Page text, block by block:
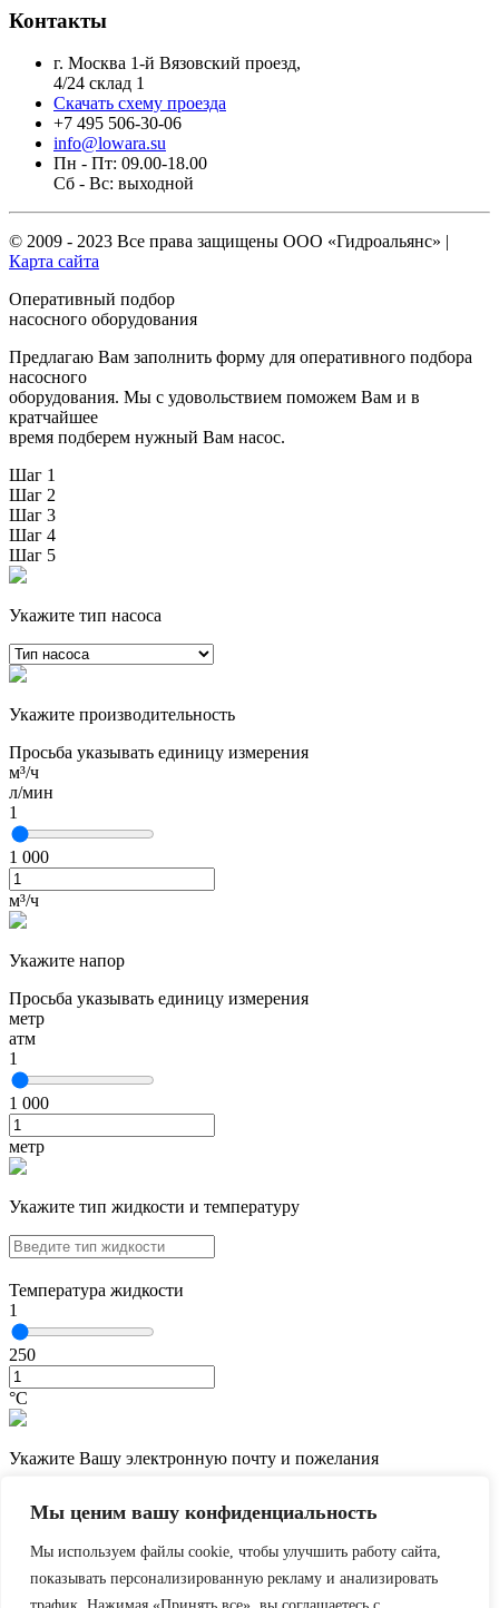
Мы ценим вашу конфиденциальность
Мы используем файлы cookie, чтобы улучшить работу сайта,
показывать персонализированную рекламу и анализировать
Контакты
г. Москва 1-й Вязовский проезд,
4/24 склад 1
Скачать схему проезда
+7 495 506-30-06
info@lowara.su
Пн - Пт: 09.00-18.00
Сб - Вс: выходной
© 2009 - 2023 Все права защищены ООО «Гидроальянс» |
Карта сайта
Оперативный подбор
насосного оборудования
Предлагаю Вам заполнить форму для оперативного подбора
насосного
оборудования. Мы с удовольствием поможем Вам и в
кратчайшее
время подберем нужный Вам насос.
Шаг 1
Шаг 2
Шаг 3
Шаг 4
Шаг 5
Укажите тип насоса
Укажите производительность
Просьба указывать единицу измерения
м³/ч
л/мин
1
1 000
м³/ч
Укажите напор
Просьба указывать единицу измерения
метр
атм
1
1 000
метр
Укажите тип жидкости и температуру
Температура жидкости
1
250
°С
Укажите Вашу электронную почту и пожелания